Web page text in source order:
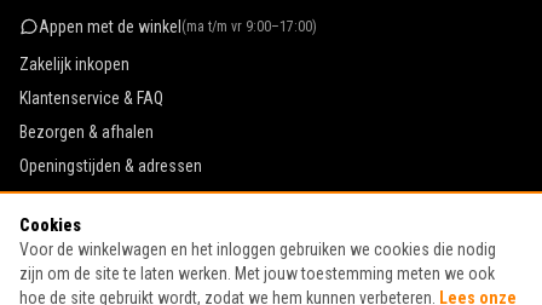
Appen met de winkel (ma t/m vr 9:00–17:00)
Zakelijk inkopen
Klantenservice & FAQ
Bezorgen & afhalen
Openingstijden & adressen
Werken bij De Voordeelmarkt
Algemene voorwaarden
Privacy & cookies
Cookies
Voor de winkelwagen en het inloggen gebruiken we cookies die nodig
zijn om de site te laten werken. Met jouw toestemming meten we ook
hoe de site gebruikt wordt, zodat we hem kunnen verbeteren.
Lees onze